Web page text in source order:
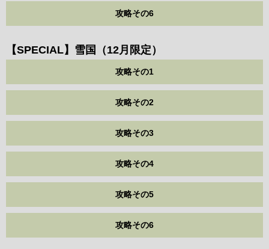
攻略その6
【SPECIAL】雪国（12月限定）
攻略その1
攻略その2
攻略その3
攻略その4
攻略その5
攻略その6